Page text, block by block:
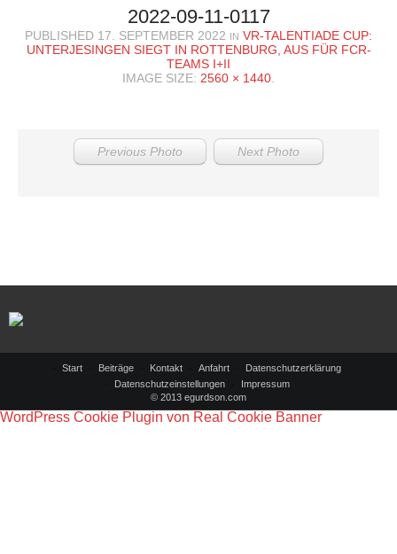
2022-09-11-0117
PUBLISHED 17. SEPTEMBER 2022 IN VR-TALENTIADE CUP:
UNTERJESINGEN SIEGT IN ROTTENBURG, AUS FÜR FCR-
TEAMS I+II
IMAGE SIZE: 2560 × 1440
Previous Photo Next Photo
Start Beiträge Kontakt Anfahrt
Datenschutzerklärung
Datenschutzeinstellungen
Impressum
© 2013 egurdson.com
WordPress Cookie Plugin von Real Cookie Banner